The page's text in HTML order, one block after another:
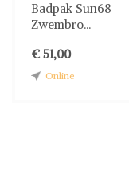
Badpak Sun68
Zwembro...
€ 51,00
Online